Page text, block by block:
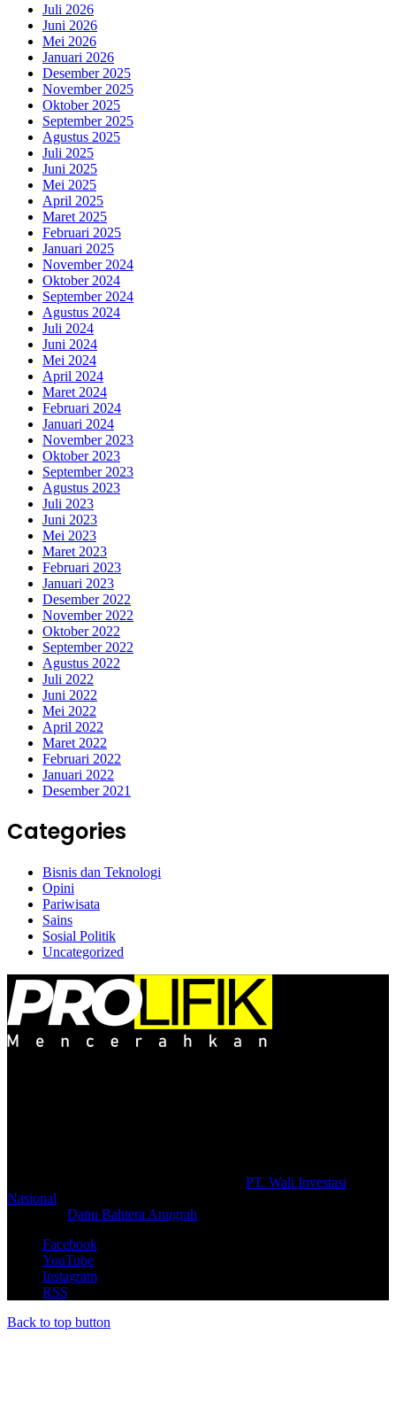
Juli 2026
Juni 2026
Mei 2026
Januari 2026
Desember 2025
November 2025
Oktober 2025
September 2025
Agustus 2025
Juli 2025
Juni 2025
Mei 2025
April 2025
Maret 2025
Februari 2025
Januari 2025
November 2024
Oktober 2024
September 2024
Agustus 2024
Juli 2024
Juni 2024
Mei 2024
April 2024
Maret 2024
Februari 2024
Januari 2024
November 2023
Oktober 2023
September 2023
Agustus 2023
Juli 2023
Juni 2023
Mei 2023
Maret 2023
Februari 2023
Januari 2023
Desember 2022
November 2022
Oktober 2022
September 2022
Agustus 2022
Juli 2022
Juni 2022
Mei 2022
April 2022
Maret 2022
Februari 2022
Januari 2022
Desember 2021
Categories
Bisnis dan Teknologi
Opini
Pariwisata
Sains
Sosial Politik
Uncategorized
PT. Wali Investasi
Nasional
Danu Bahtera Anugrah
Facebook
YouTube
Instagram
RSS
Back to top button